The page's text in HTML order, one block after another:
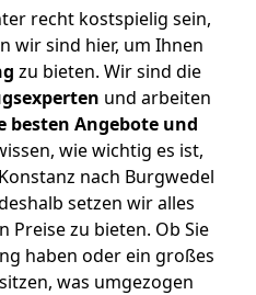
recht kostspielig sein,
wir sind hier, um Ihnen
zu bieten. Wir sind die
und arbeiten
besten Angebote und
wie wichtig es ist,
nach Burgwedel
setzen wir alles
Preise zu bieten. Ob Sie
haben oder ein großes
was umgezogen